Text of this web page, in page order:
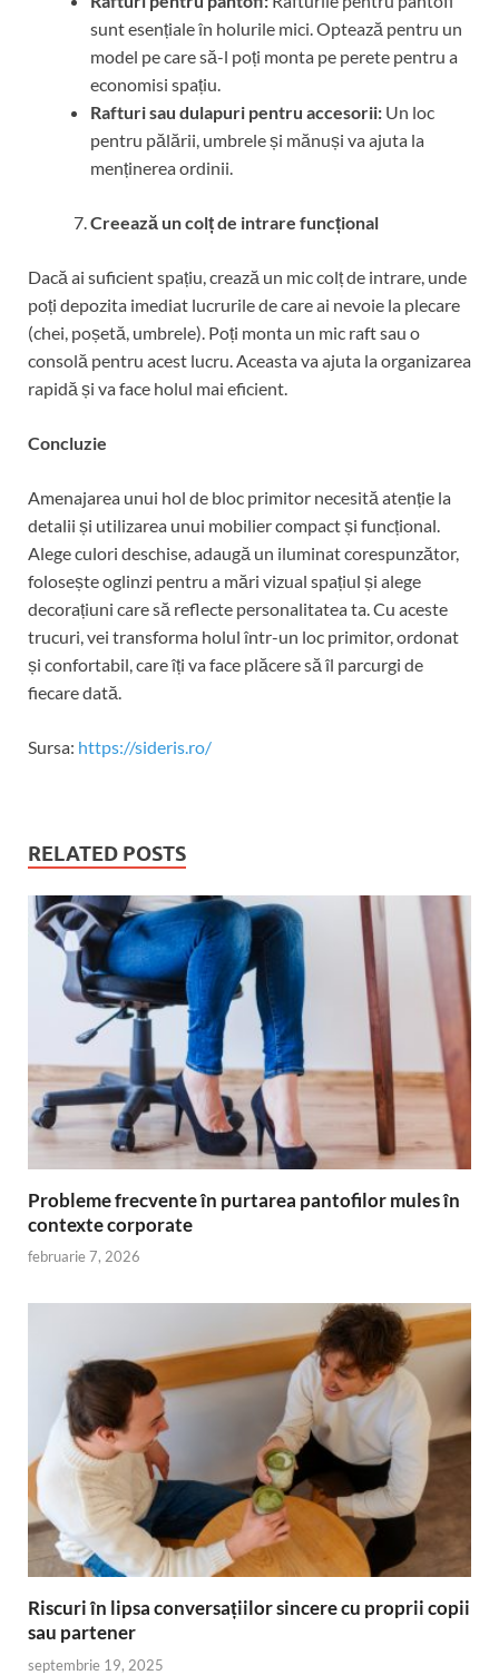
sunt esențiale în holurile mici. Optează pentru un
model pe care să-l poți monta pe perete pentru a
economisi spațiu.
Rafturi sau dulapuri pentru accesorii: Un loc
pentru pălării, umbrele și mănuși va ajuta la
menținerea ordinii.
Creează un colț de intrare funcțional
Dacă ai suficient spațiu, crează un mic colț de intrare, unde
poți depozita imediat lucrurile de care ai nevoie la plecare
(chei, poșetă, umbrele). Poți monta un mic raft sau o
consolă pentru acest lucru. Aceasta va ajuta la organizarea
rapidă și va face holul mai eficient.
Concluzie
Amenajarea unui hol de bloc primitor necesită atenție la
detalii și utilizarea unui mobilier compact și funcțional.
Alege culori deschise, adaugă un iluminat corespunzător,
folosește oglinzi pentru a mări vizual spațiul și alege
decorațiuni care să reflecte personalitatea ta. Cu aceste
trucuri, vei transforma holul într-un loc primitor, ordonat
și confortabil, care îți va face plăcere să îl parcurgi de
fiecare dată.
Sursa: https://sideris.ro/
RELATED POSTS
Probleme frecvente în purtarea pantofilor mules în
contexte corporate
februarie 7, 2026
Riscuri în lipsa conversațiilor sincere cu proprii copii
sau partener
septembrie 19, 2025